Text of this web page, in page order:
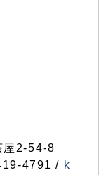
屋2-54-8
4791 / k